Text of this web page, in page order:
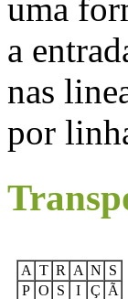
uma
a
nas
por
A T R A N S
P O S I Ç Ã